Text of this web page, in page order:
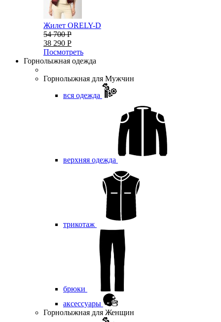
Жилет ORELY-D
54 700 Р
38 290 Р
Посмотреть
Горнолыжная одежда
Горнолыжная для Мужчин
вся одежда
верхняя одежда
трикотаж
брюки
аксессуары
Горнолыжная для Женщин